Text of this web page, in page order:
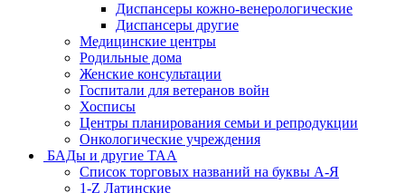
Диспансеры кожно-венерологические
Диспансеры другие
Медицинские центры
Родильные дома
Женские консультации
Госпитали для ветеранов войн
Хосписы
Центры планирования семьи и репродукции
Онкологические учреждения
БАДы и другие ТАА
Список торговых названий на буквы А-Я
1-Z Латинские